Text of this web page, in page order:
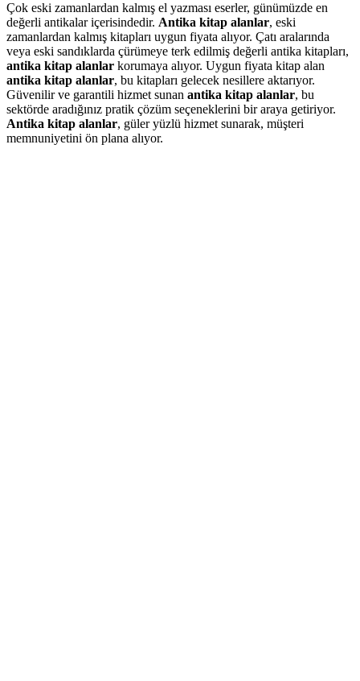
Çok eski zamanlardan kalmış el yazması eserler, günümüzde en
değerli antikalar içerisindedir. Antika kitap alanlar, eski
zamanlardan kalmış kitapları uygun fiyata alıyor. Çatı aralarında
veya eski sandıklarda çürümeye terk edilmiş değerli antika kitapları,
antika kitap alanlar korumaya alıyor. Uygun fiyata kitap alan
antika kitap alanlar, bu kitapları gelecek nesillere aktarıyor.
Güvenilir ve garantili hizmet sunan antika kitap alanlar, bu
sektörde aradığınız pratik çözüm seçeneklerini bir araya getiriyor.
Antika kitap alanlar, güler yüzlü hizmet sunarak, müşteri
memnuniyetini ön plana alıyor.